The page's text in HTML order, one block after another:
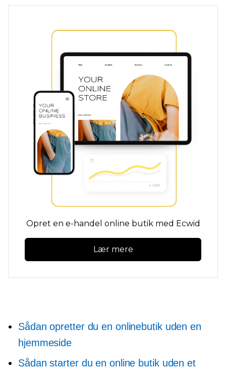
Opret en e-handel online butik med Ecwid
Lær mere
Sådan opretter du en onlinebutik uden en
hjemmeside
Sådan starter du en online butik uden et